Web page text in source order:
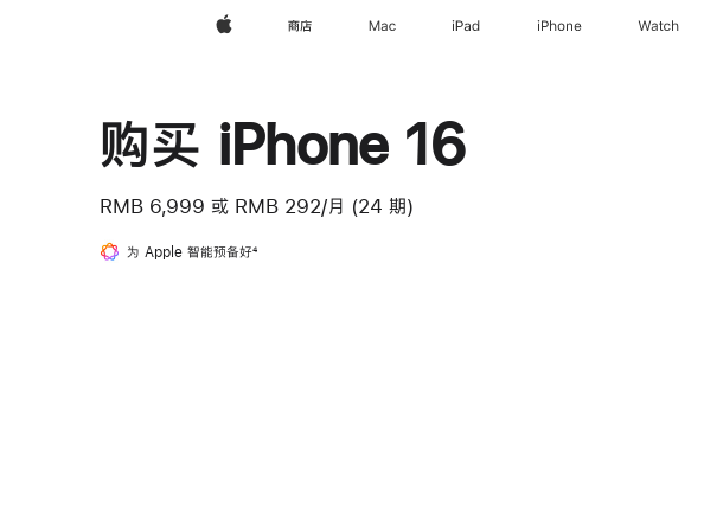
Apple 商店 Mac iPad iPhone Watch
购买 iPhone 16
RMB 6,999 或 RMB 292/月 (24 期)
为 Apple 智能预备好脚
4